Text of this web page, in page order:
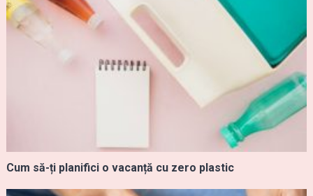
Cum să-ți planifici o vacanță cu zero plastic